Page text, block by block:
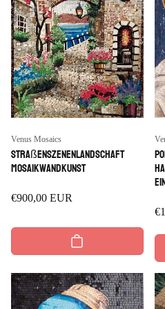
Anbieter:
Venus Mosaics
Straßenszenenlandschaft
Mosaikwandkunst
Regulärer
€900,00 EUR